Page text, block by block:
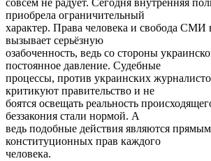
совсем не радует. Сегодня внутренняя
приобрела ограничительный
характер. Права человека и свобода СМИ
вызывает серьёзную
озабоченность, ведь со стороны
постоянное давление. Судебные
процессы, против украинских
критикуют правительство и не
боятся освещать реальность
беззакония стали нормой. А
ведь подобные действия являются
конституционных прав каждого
человека.